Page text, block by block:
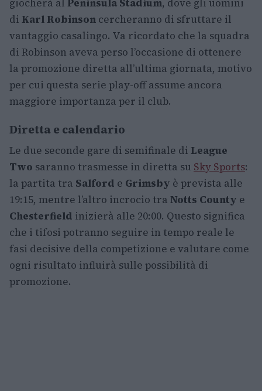
giocherà al Peninsula Stadium, dove gli uomini
di Karl Robinson cercheranno di sfruttare il
vantaggio casalingo. Va ricordato che la squadra
di Robinson aveva perso l’occasione di ottenere
la promozione diretta all’ultima giornata, motivo
per cui questa serie play-off assume ancora
maggiore importanza per il club.
Diretta e calendario
Le due seconde gare di semifinale di League
Two saranno trasmesse in diretta su Sky Sports:
la partita tra Salford e Grimsby è prevista alle
19:15, mentre l’altro incrocio tra Notts County e
Chesterfield inizierà alle 20:00. Questo significa
che i tifosi potranno seguire in tempo reale le
fasi decisive della competizione e valutare come
ogni risultato influirà sulle possibilità di
promozione.